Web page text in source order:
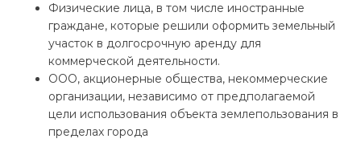
Физические лица, в том числе иностранные
граждане, которые решили оформить земельный
участок в долгосрочную аренду для
коммерческой деятельности.
ООО, акционерные общества, некоммерческие
организации, независимо от предполагаемой
цели использования объекта землепользования в
пределах города